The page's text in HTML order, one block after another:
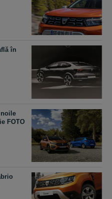
în
noile
FOTO